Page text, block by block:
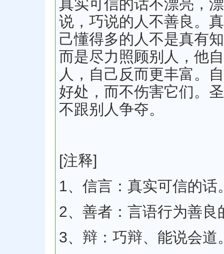
真实可信的话不漂亮，
说，巧说的人不善良。
己懂得多的人不是真有
而是尽力照顾别人，他
人，自己反而更丰富。
好处，而不伤害它们。
不跟别人争夺。
[注释]
1、信言：真实可信的话
2、善者：言语行为善良
3、辩：巧辩、能说会道